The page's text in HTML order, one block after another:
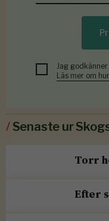
Jag
Läs mer om
/Senaste ur
Torr
Efter